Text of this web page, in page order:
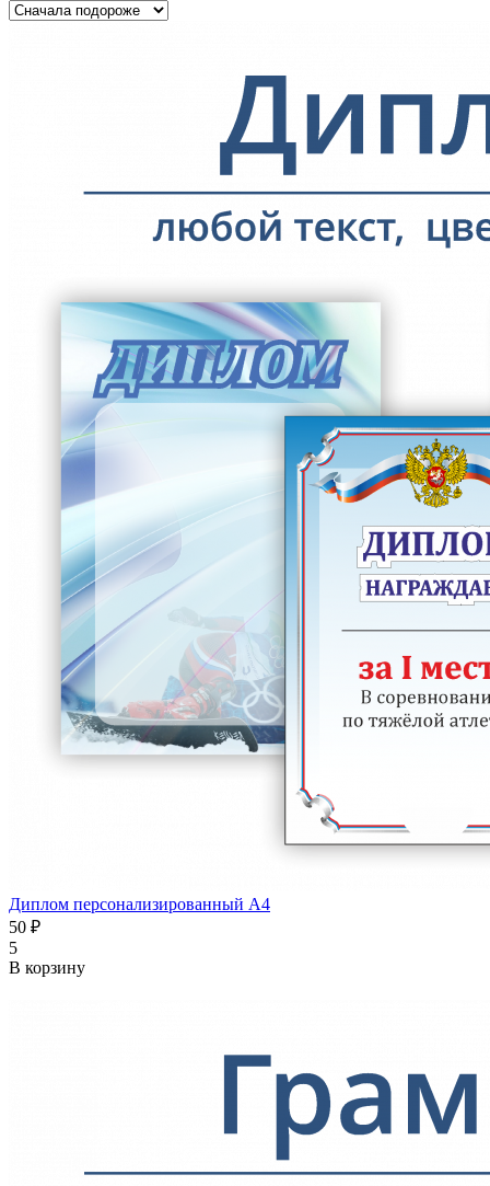
Диплом персонализированный А4
50 ₽
5
В корзину